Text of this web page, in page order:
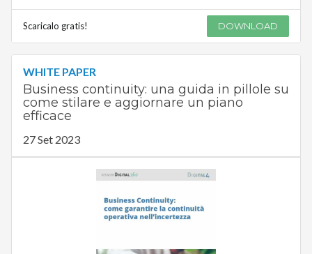
Scaricalo gratis! DOWNLOAD
WHITE PAPER
Business continuity: una guida in pillole su
come stilare e aggiornare un piano
efficace
27 Set 2023